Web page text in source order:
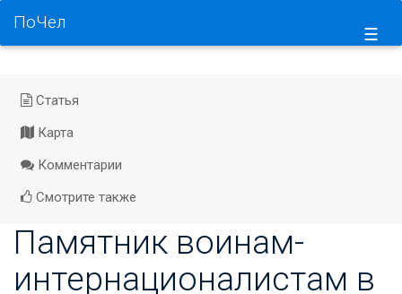
☰
ПоЧел
Статья
Карта
Комментарии
Смотрите также
Памятник воинам-
интернационалистам в